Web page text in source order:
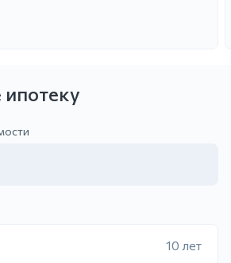
ипотеку
10 лет